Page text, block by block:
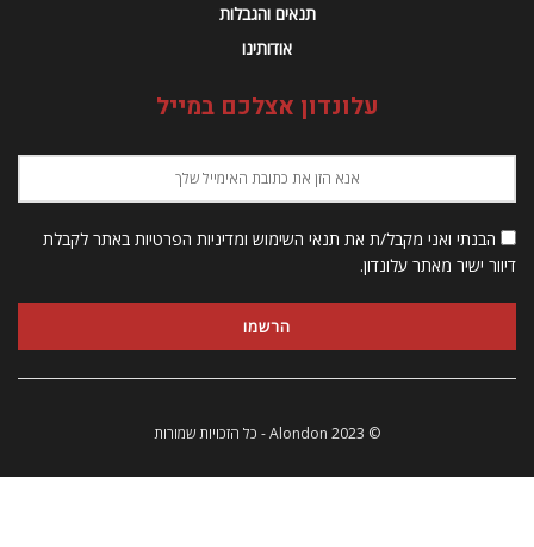
תנאים והגבלות
אודותינו
עלונדון אצלכם במייל
הבנתי ואני מקבל/ת את תנאי השימוש ומדיניות הפרטיות באתר לקבלת
דיוור ישיר מאתר עלונדון.
© 2023 Alondon - כל הזכויות שמורות